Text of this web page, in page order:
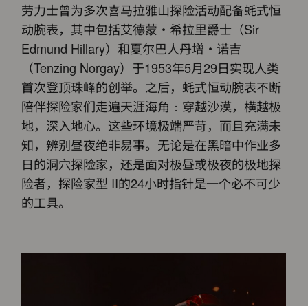
劳力士曾为多次喜马拉雅山探险活动配备蚝式恒
动腕表，其中包括艾德蒙・希拉里爵士（Sir
Edmund Hillary）和夏尔巴人丹增・诺吉
（Tenzing Norgay）于1953年5月29日实现人类
首次登顶珠峰的创举。之后，蚝式恒动腕表不断
陪伴探险家们走遍天涯海角﹕穿越沙漠，横越极
地，深入地心。这些环境极端严苛，而且充满未
知，辨别昼夜绝非易事。无论是在黑暗中作业多
日的洞穴探险家，还是面对极昼或极夜的极地探
险者，探险家型 II的24小时指针是一个必不可少
的工具。